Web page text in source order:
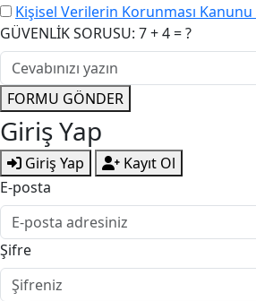
Kişisel Verilerin Korunması Kanunu
GÜVENLİK SORUSU: 7 + 4 = ?
FORMU GÖNDER
Giriş Yap
Giriş Yap
Kayıt Ol
E-posta
Şifre